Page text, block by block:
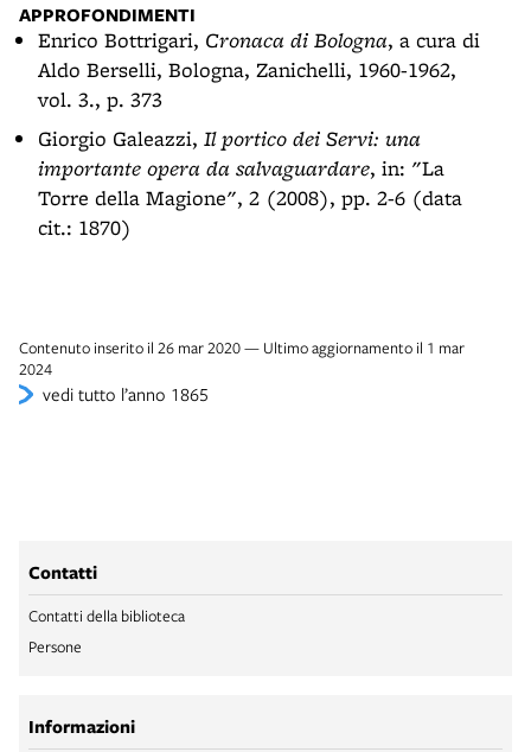
APPROFONDIMENTI
Enrico Bottrigari, Cronaca di Bologna, a cura di
Aldo Berselli, Bologna, Zanichelli, 1960-1962,
vol. 3., p. 373
Giorgio Galeazzi, Il portico dei Servi: una
importante opera da salvaguardare, in: "La
Torre della Magione", 2 (2008), pp. 2-6 (data
cit.: 1870)
Contenuto inserito il 26 mar 2020 — Ultimo aggiornamento il 1 mar
2024
vedi tutto l’anno 1865
Contatti
Contatti della biblioteca
Persone
Informazioni